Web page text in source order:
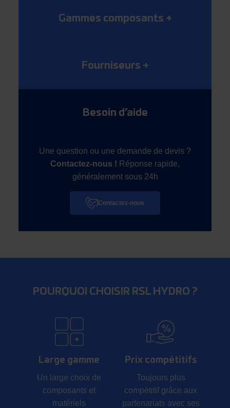
Gammes composants +
Fourniseurs +
Besoin d’aide
Une question ou une demande de devis ?
Contactez-nous ! Réponse rapide,
généralement sous 24h
Contactez-nous
POURQUOI CHOISIR RSL HYDRO ?
Large gamme
Un large choix de
composants et
matériels
Prix compétitifs
Toujours plus
compétitif grâce aux
partenariats avec ses